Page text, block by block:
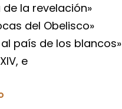
de la revelación»
del Obelisco»
al país de los blancos»
e